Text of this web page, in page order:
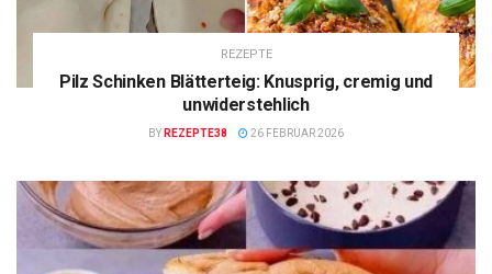
REZEPTE
Pilz Schinken Blätterteig: Knusprig, cremig und
unwiderstehlich
BY REZEPTE38 26 FEBRUAR 2026